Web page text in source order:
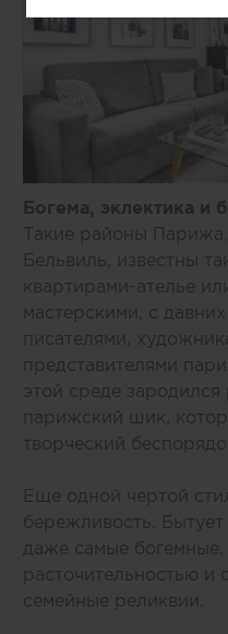
Богема, эклектика и
Такие районы
Бельвиль, известны
квартирами-ателье
мастерскими, с
писателями,
представителями
этой среде
парижский шик,
творческий
Еще одной чертой
бережливость.
даже самые богемные,
расточительностью и
семейные реликвии.